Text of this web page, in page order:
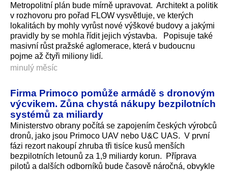
Metropolitní plán bude mírně upravovat. Architekt a politik
v rozhovoru pro pořad FLOW vysvětluje, ve kterých
lokalitách by mohly vyrůst nové výškové budovy a jakými
pravidly by se mohla řídit jejich výstavba. Popisuje také
masivní růst pražské aglomerace, která v budoucnu
pojme až čtyři miliony lidí.
minulý měsíc
Firma Primoco pomůže armádě s dronovým
výcvikem. Zůna chystá nákupy bezpilotních
systémů za miliardy
Ministerstvo obrany počítá se zapojením českých výrobců
dronů, jako jsou Primoco UAV nebo U&C UAS. V první
fázi rezort nakoupí zhruba tři tisíce kusů menších
bezpilotních letounů za 1,9 miliardy korun. Příprava
pilotů a dalších odborníků bude časově náročná, obvykle